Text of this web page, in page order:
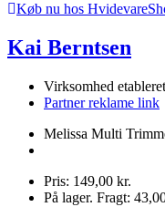
Køb nu hos
Kai Berntsen
Virksomhed
Partner reklame link
Melissa Multi
Pris: 149,00 kr.
På lager. Fragt: